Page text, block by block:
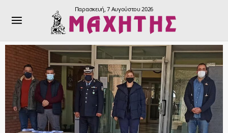
Παρασκευή, 7 Αυγούστου 2026